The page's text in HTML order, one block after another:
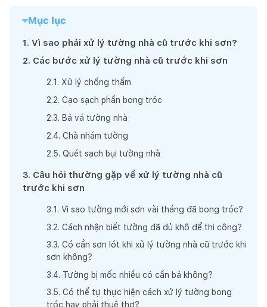
Mục lục
1. Vì sao phải xử lý tường nhà cũ trước khi sơn?
2. Các bước xử lý tường nhà cũ trước khi sơn
2.1 . Xử lý chống thấm
2.2. Cạo sạch phần bong tróc
2.3. Bả vá tường nhà
2.4. Chà nhám tường
2.5. Quét sạch bụi tường nhà
3. Câu hỏi thường gặp về xử lý tường nhà cũ
trước khi sơn
3.1 . Vì sao tường mới sơn vài tháng đã bong tróc?
3.2. Cách nhận biết tường đã đủ khô để thi công?
3.3. Có cần sơn lót khi xử lý tường nhà cũ trước khi
sơn không?
3.4. Tường bị mốc nhiều có cần bả không?
3.5. Có thể tự thực hiện cách xử lý tường bong
tróc hay phải thuê thợ?